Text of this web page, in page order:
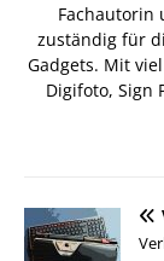
Fachautorin
zuständig für
Gadgets. Mit
Digifoto, Sign